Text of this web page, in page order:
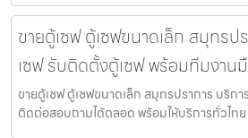
ขายตู้เซฟ ตู้เซฟขนาดเล็ก สมุทรป
เซฟ รับติดตั้งตู้เซฟ พร้อมทีมงาน
ขายตู้เซฟ ตู้เซฟขนาดเล็ก สมุทรปราการ บริก
ติดต่อสอบถามได้ตลอด พร้อมให้บริการทั่วไทย